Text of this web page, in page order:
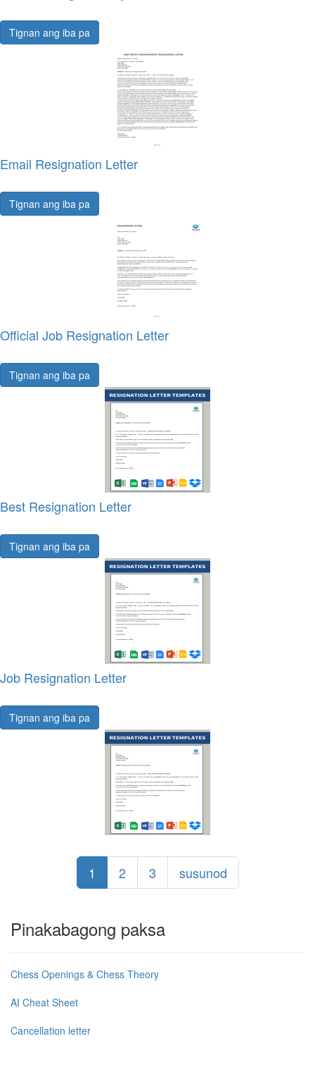
Tignan ang iba pa
Email Resignation Letter
Tignan ang iba pa
Official Job Resignation Letter
Tignan ang iba pa
Best Resignation Letter
Tignan ang iba pa
Job Resignation Letter
Tignan ang iba pa
1 2 3 susunod
Pinakabagong paksa
Chess Openings & Chess Theory
AI Cheat Sheet
Cancellation letter